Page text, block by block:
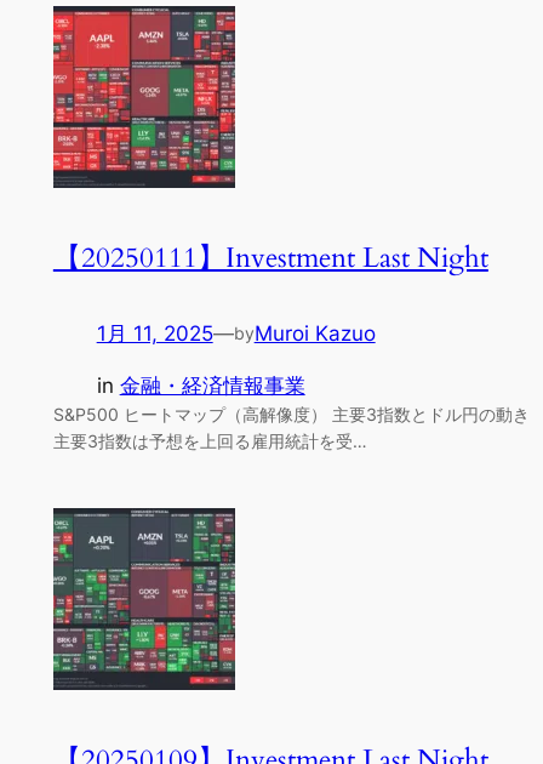
【20250111】Investment Last Night
1月 11, 2025—byMuroi Kazuo
in 金融・経済情報事業
S&P500 ヒートマップ（高解像度） 主要3指数とドル円の動き
主要3指数は予想を上回る雇用統計を受…